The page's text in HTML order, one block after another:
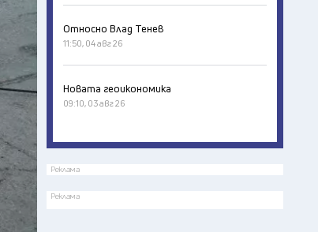
Относно Влад Тенев
11:50, 04 авг 26
Новата геоикономика
09:10, 03 авг 26
Реклама
Реклама